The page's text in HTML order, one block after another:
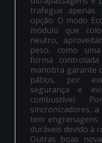
trafegue
opção. O modo
módulo que
neutro,
peso, como
forma
manobra garante
pátios, por
segurança e
combustível.
sincronizadores,
tem
duráveis devido à
Outras boas